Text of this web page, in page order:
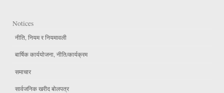
Notices
नीति, नियम र नियमावली
बार्षिक कार्ययोजना, नीति/कार्यक्रम
समाचार
सार्वजनिक खरीद बोलपत्र